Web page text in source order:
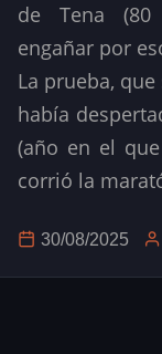
de Tena
engañar por
La prueba,
había
(año en el
corrió la
30/08/2025